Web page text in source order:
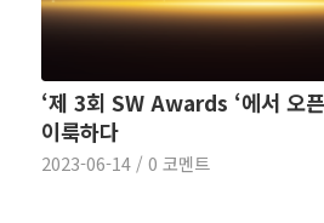
‘제 3회 SW Awards ‘에서 오
이룩하다
2023-06-14 / 0 코멘트